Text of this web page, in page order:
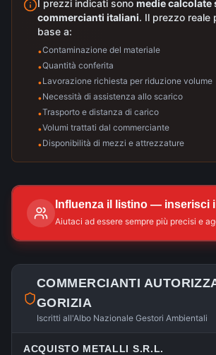
I prezzi indicati sono medie calcolate
commercianti italiani. Il prezzo reale
base a:
•Contaminazione del materiale
•Quantità conferita
•Lavorazione richiesta per riduzione volume
•Necessità di assistenza allo scarico
•Trasporto e distanza di carico
•Volumi trattati dal commerciante
•Disponibilità di mezzi e attrezzature
Influenza il listino — inserisci
Aiutaci ad essere sempre più precisi e
COMMERCIANTI
GORIZIA
Iscritti all'Albo Nazionale Gestori Ambientali
ACQUISTO METALLI S.R.L.